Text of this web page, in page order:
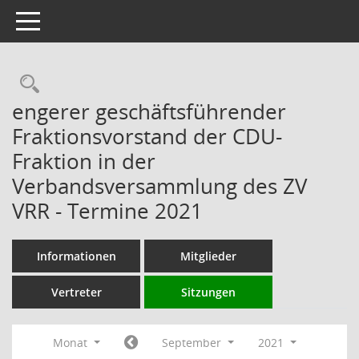
Toggle navigation
Rechercheauswahl
engerer geschäftsführender
Fraktionsvorstand der CDU-
Fraktion in der
Verbandsversammlung des ZV
VRR - Termine 2021
Informationen Mitglieder
Vertreter Sitzungen
Monat September
2021